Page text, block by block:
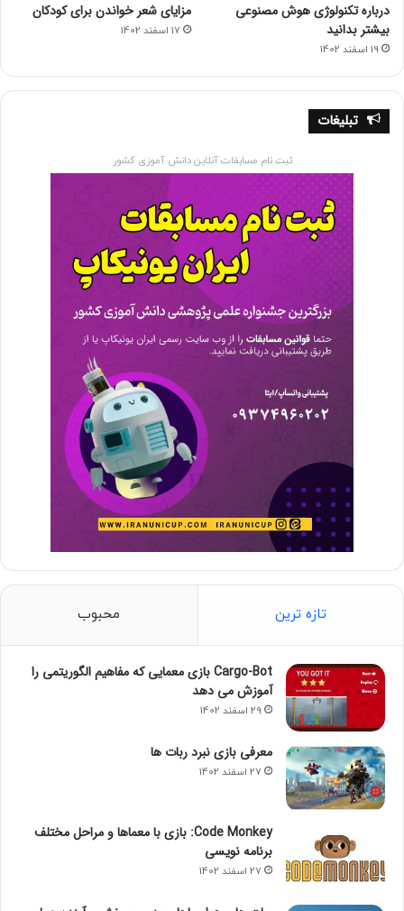
درباره تکنولوژی هوش مصنوعی
بیشتر بدانید
19 اسفند 1402
مزایای شعر خواندن برای کودکان
17 اسفند 1402
تبلیغات
ثبت نام مسابقات آنلاین دانش آموزی کشور
تازه ترین محبوب
Cargo-Bot بازی معمایی که مفاهیم الگوریتمی را
آموزش می دهد
29 اسفند 1402
معرفی بازی نبرد ربات ها
27 اسفند 1402
Code Monkey: بازی با معماها و مراحل مختلف
برنامه نویسی
27 اسفند 1402